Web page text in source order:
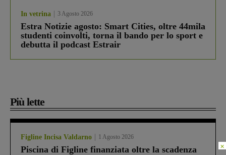
In vetrina 3 Agosto 2026
Estra Notizie agosto: Smart Cities, oltre 44mila
studenti coinvolti, torna il bando per lo sport e
debutta il podcast Estrair
Più lette
Figline Incisa Valdarno 1 Agosto 2026
Piscina di Figline finanziata oltre la scadenza
×